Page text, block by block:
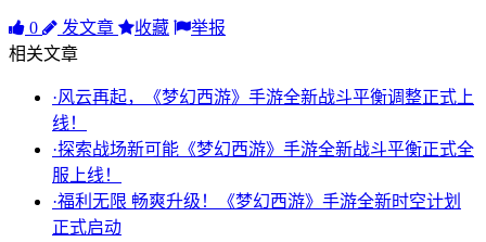
0 发文章 收藏
举报
相关文章
·风云再起，《梦幻西游》手游全新战斗平衡调整正式上
线！
·探索战场新可能《梦幻西游》手游全新战斗平衡正式全
服上线！
·福利无限 畅爽升级！《梦幻西游》手游全新时空计划
正式启动